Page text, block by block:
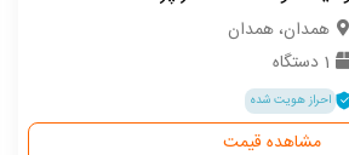
همدان، همدان
1 دستگاه
احراز هویت شده
مشاهده قیمت